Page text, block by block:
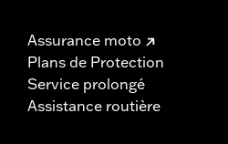
Assurance moto
Plans de Protection
Service prolongé
Assistance routière